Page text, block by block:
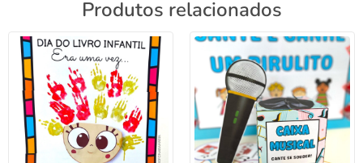
Produtos relacionados